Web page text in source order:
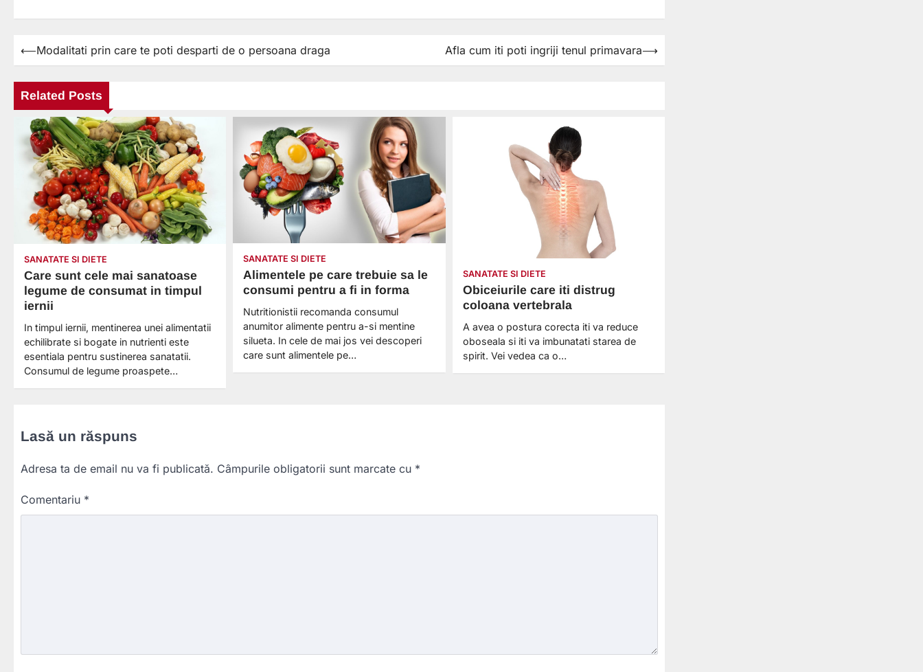
Navigare
articole
⟵Modalitati prin care te poti desparti de o persoana draga Afla cum iti poti ingriji tenul primavara⟶
Related Posts
SANATATE SI DIETE
Care sunt cele mai sanatoase
legume de consumat in timpul
iernii
In timpul iernii, mentinerea unei alimentatii
echilibrate si bogate in nutrienti este
esentiala pentru sustinerea sanatatii.
Consumul de legume proaspete…
SANATATE SI DIETE
Alimentele pe care trebuie sa le
consumi pentru a fi in forma
Nutritionistii recomanda consumul
anumitor alimente pentru a-si mentine
silueta. In cele de mai jos vei descoperi
care sunt alimentele pe…
SANATATE SI DIETE
Obiceiurile care iti distrug
coloana vertebrala
A avea o postura corecta iti va reduce
oboseala si iti va imbunatati starea de
spirit. Vei vedea ca o…
Lasă un răspuns
Adresa ta de email nu va fi publicată. Câmpurile obligatorii sunt marcate cu *
Comentariu *